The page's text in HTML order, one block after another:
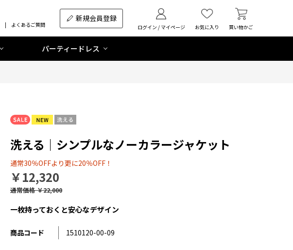
よくあるご質問
新規会員登録
ログイン / マイページ お気に入り 買い物かご
パーティードレス
一枚持っておくと安心なデザイン
洗える｜シンプルなノーカラージャケット
通常30％OFFより更に20％OFF！
￥12,320
通常価格￥22,000
商品コード 1510120-00-09